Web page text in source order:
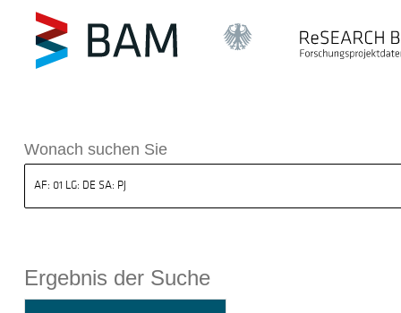
BAM
Wonach suchen Sie
Ergebnis der Suche